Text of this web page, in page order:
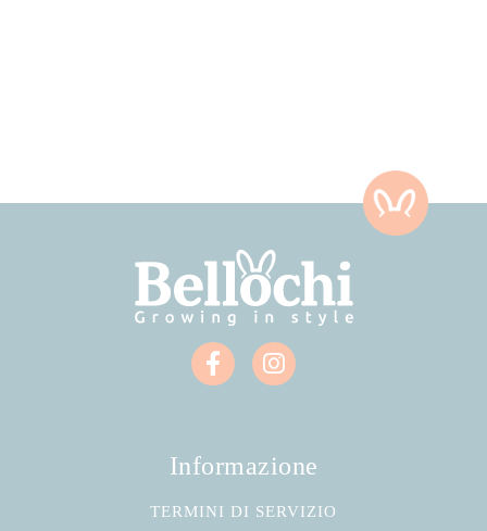
Informazione
TERMINI DI SERVIZIO